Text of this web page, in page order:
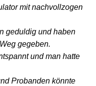
mit nachvollzogen
geduldig und haben
gegeben.
und man hatte
Probanden könnte